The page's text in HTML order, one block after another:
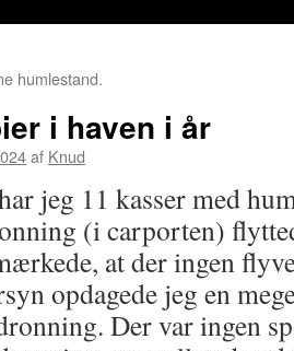
humlestand.
i haven i år
af Knud
jeg 11 kasser med
(i carporten)
at der ingen
opdagede jeg en
Der var ingen